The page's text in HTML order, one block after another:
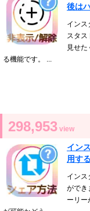
後は
インス
スタ
見せ
る機能です。 ...
298,953 view
イン
用す
インス
ができ
ーリー